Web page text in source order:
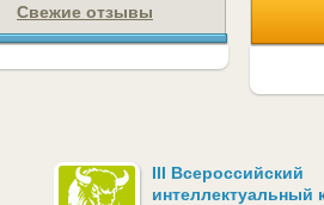
Свежие отзывы
III Всероссийский
интеллектуальный